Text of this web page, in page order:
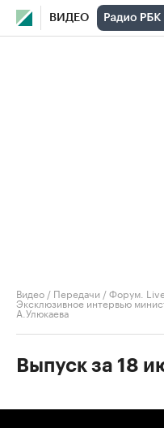
ВИДЕО
Видео / Передачи /Форум.
Эксклюзивное интервью
А.Улюкаева
Выпуск за 18